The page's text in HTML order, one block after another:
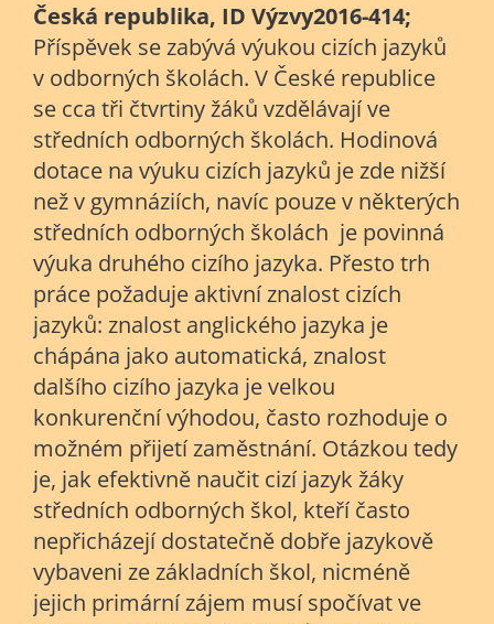
Česká republika, ID Výzvy2016-414;
Příspěvek se zabývá výukou cizích jazyků
v odborných školách. V České republice
se cca tři čtvrtiny žáků vzdělávají ve
středních odborných školách. Hodinová
dotace na výuku cizích jazyků je zde nižší
než v gymnáziích, navíc pouze v některých
středních odborných školách je povinná
výuka druhého cizího jazyka. Přesto trh
práce požaduje aktivní znalost cizích
jazyků: znalost anglického jazyka je
chápána jako automatická, znalost
dalšího cizího jazyka je velkou
konkurenční výhodou, často rozhoduje o
možném přijetí zaměstnání. Otázkou tedy
je, jak efektivně naučit cizí jazyk žáky
středních odborných škol, kteří často
nepřicházejí dostatečně dobře jazykově
vybaveni ze základních škol, nicméně
jejich primární zájem musí spočívat ve